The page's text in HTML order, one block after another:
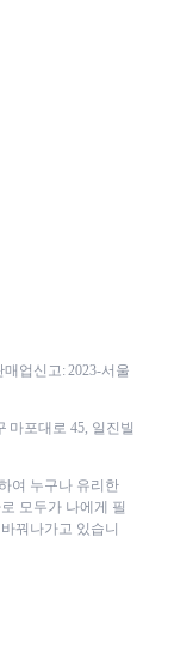
업신고: 2023-서울
마포대로 45, 일진빌
여 누구나 유리한
모두가 나에게 필
꿔나가고 있습니